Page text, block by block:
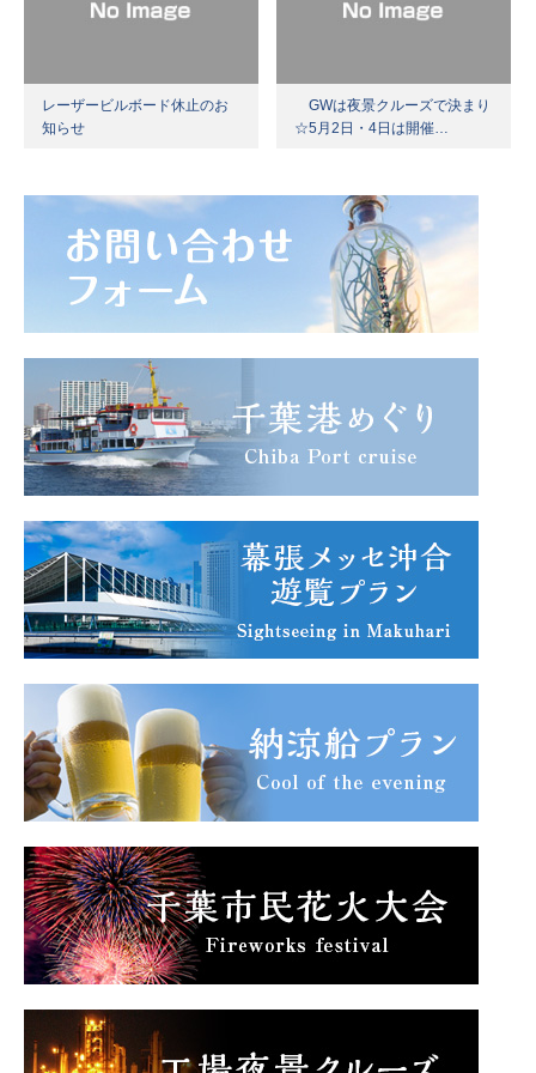
レーザービルボード休止のお
知らせ
GWは夜景クルーズで決まり
☆5月2日・4日は開催…